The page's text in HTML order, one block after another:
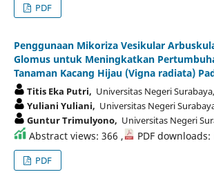
PDF
Penggunaan Mikoriza Vesikular
Glomus untuk Meningkatkan
Tanaman Kacang Hijau (Vigna radiata)
Titis Eka Putri, Universitas Negeri
Yuliani Yuliani, Universitas Negeri
Guntur Trimulyono, Universitas Negeri
Abstract views: 366 , PDF downloads:
PDF